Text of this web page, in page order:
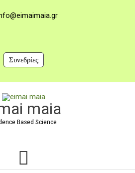
Συνεδρίες
maia
Based Science
Κύριο
Μενού